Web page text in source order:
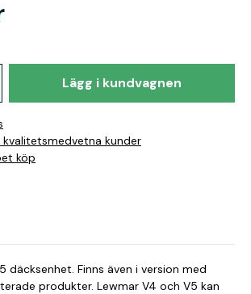
Lägg i kundvagnen
kunder
köp
däcksenhet. Finns även i version med
Lewmar V4 och V5 kan